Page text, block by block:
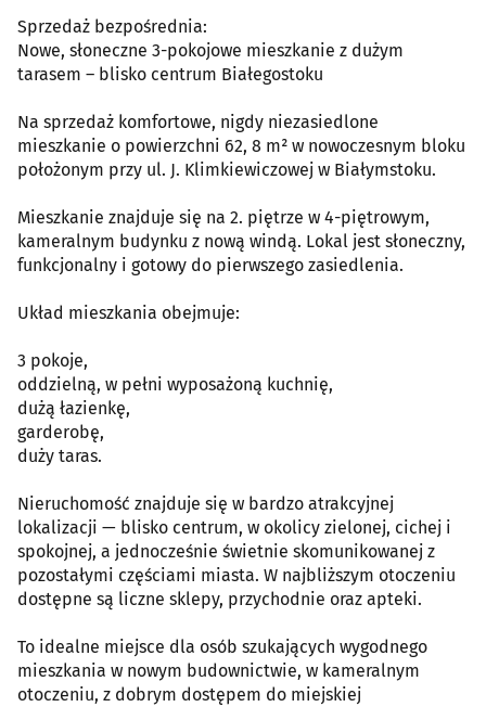
Sprzedaż bezpośrednia:
Nowe, słoneczne 3-pokojowe mieszkanie z dużym
tarasem – blisko centrum Białegostoku
Na sprzedaż komfortowe, nigdy niezasiedlone
mieszkanie o powierzchni 62, 8 m² w nowoczesnym bloku
położonym przy ul. J. Klimkiewiczowej w Białymstoku.
Mieszkanie znajduje się na 2. piętrze w 4-piętrowym,
kameralnym budynku z nową windą. Lokal jest słoneczny,
funkcjonalny i gotowy do pierwszego zasiedlenia.
Układ mieszkania obejmuje:
3 pokoje,
oddzielną, w pełni wyposażoną kuchnię,
dużą łazienkę,
garderobę,
duży taras.
Nieruchomość znajduje się w bardzo atrakcyjnej
lokalizacji — blisko centrum, w okolicy zielonej, cichej i
spokojnej, a jednocześnie świetnie skomunikowanej z
pozostałymi częściami miasta. W najbliższym otoczeniu
dostępne są liczne sklepy, przychodnie oraz apteki.
To idealne miejsce dla osób szukających wygodnego
mieszkania w nowym budownictwie, w kameralnym
otoczeniu, z dobrym dostępem do miejskiej